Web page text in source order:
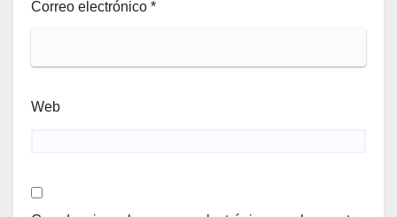
Correo electrónico *
Web